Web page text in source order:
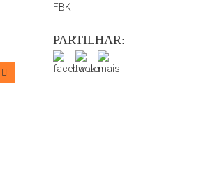
FBK
PARTILHAR: